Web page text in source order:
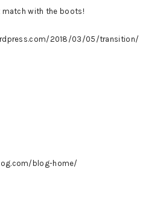
with the boots!
2018/03/05/transition/
blog-home/